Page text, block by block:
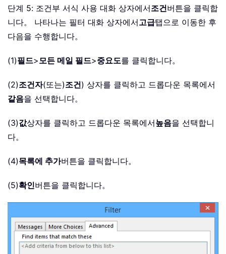
단계 5: 조건부 서식 사용 대화 상자에서조건버튼을 클릭합
니다。 나타나는 필터 대화 상자에서고급탭으로 이동한 후
다음을 수행합니다。
(1)필드>모든 메일 필드>중요도를 클릭합니다。
(2)조건자(또는)조건) 상자를 클릭하고 드롭다운 목록에서
같음을 선택합니다。
(3)값상자를 클릭하고 드롭다운 목록에서높음을 선택합니
다。
(4)목록에 추가버튼을 클릭합니다。
(5)확인버튼을 클릭합니다。